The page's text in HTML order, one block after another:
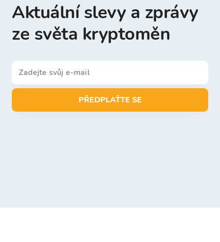
Aktuální slevy a zprávy
ze světa kryptoměn
PŘEDPLAŤTE SE